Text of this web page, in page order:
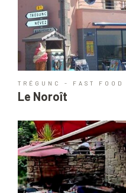
TRÉGUNC - FAST FOOD
Le Noroît